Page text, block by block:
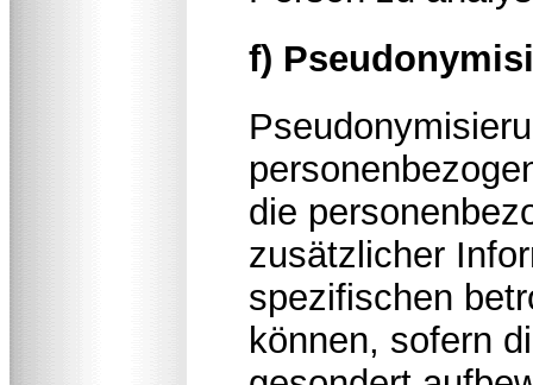
f)
die
zusätzlicher
spezifischen
können, sofern